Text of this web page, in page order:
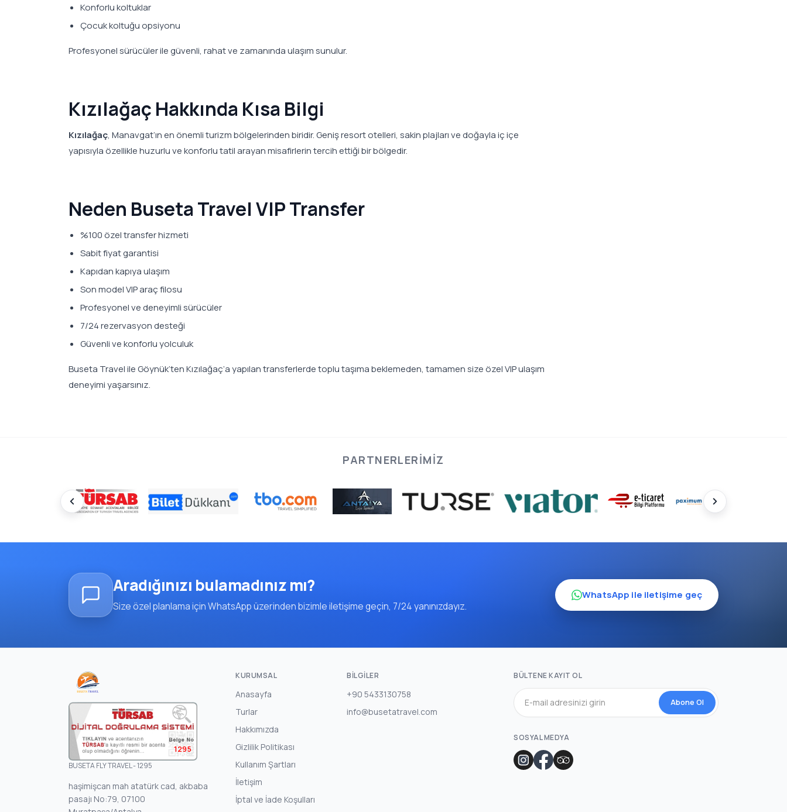
Konforlu koltuklar
Çocuk koltuğu opsiyonu
Profesyonel sürücüler ile güvenli, rahat ve zamanında ulaşım sunulur.
Kızılağaç Hakkında Kısa Bilgi
Kızılağaç, Manavgat’ın en önemli turizm bölgelerinden biridir. Geniş resort otelleri, sakin plajları ve doğayla iç içe
yapısıyla özellikle huzurlu ve konforlu tatil arayan misafirlerin tercih ettiği bir bölgedir.
Neden Buseta Travel VIP Transfer
%100 özel transfer hizmeti
Sabit fiyat garantisi
Kapıdan kapıya ulaşım
Son model VIP araç filosu
Profesyonel ve deneyimli sürücüler
7/24 rezervasyon desteği
Güvenli ve konforlu yolculuk
Buseta Travel ile Göynük’ten Kızılağaç’a yapılan transferlerde toplu taşıma beklemeden, tamamen size özel VIP ulaşım
deneyimi yaşarsınız.
PARTNERLERIMIZ
Aradığınızı bulamadınız mı?
Size özel planlama için WhatsApp üzerinden bizimle iletişime geçin, 7/24 yanınızdayız.
WhatsApp ile iletişime geç
1295
BUSETA FLY TRAVEL - 1295
haşimişcan mah atatürk cad, akbaba
pasajı No:79, 07100
KURUMSAL
Anasayfa
Turlar
Hakkımızda
Gizlilik Politikası
Kullanım Şartları
İletişim
İptal ve İade Koşulları
BILGILER
+90 5433130758
info@busetatravel.com
BÜLTENE KAYIT OL
Abone Ol
SOSYAL MEDYA